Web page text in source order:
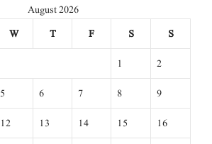
August 2026
W T F S
S
1
2
5 6 7 8
9
12 13 14 15
16